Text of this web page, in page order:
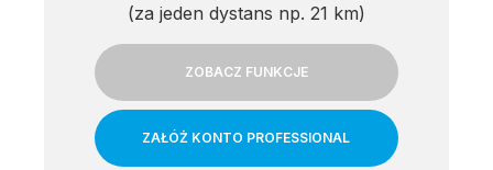
(za jeden dystans np. 21 km)
ZOBACZ FUNKCJE
ZAŁÓŻ KONTO PROFESSIONAL